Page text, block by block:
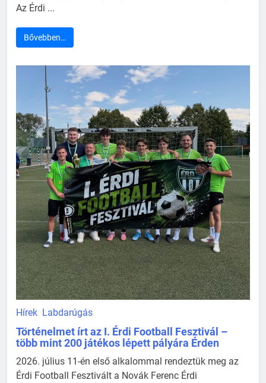
Az Érdi ...
Bővebben…
Hírek Labdarúgás
Történelmet írt az I. Érdi Football Fesztivál –
több mint 200 játékos lépett pályára Érden
2026. július 11-én első alkalommal rendeztük meg az
Érdi Football Fesztivált a Novák Ferenc Érdi